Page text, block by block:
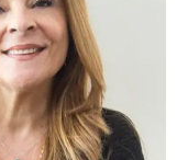
DiamondMall recebe experiência imersiva que recria o Coliseu e a grandiosidade da Roma Antiga
Galeria Murilo Castro promove curso sobre a História da Arte Brasileira, do Modernismo à produção contemporânea